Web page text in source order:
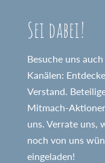
Sei dabei!
Besuche uns
Kanälen:
Verstand.
Mitmach-
uns. Verrate uns,
noch von uns
eingeladen!